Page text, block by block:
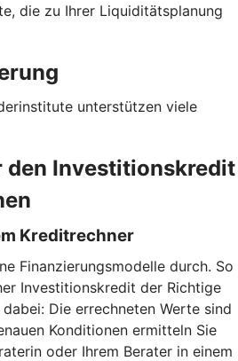
die zu Ihrer Liquiditätsplanung
unterstützen viele
den Investitionskredit
Kreditrechner
Finanzierungsmodelle durch. So
Investitionskredit der Richtige
Die errechneten Werte sind
Konditionen ermitteln Sie
oder Ihrem Berater in einem